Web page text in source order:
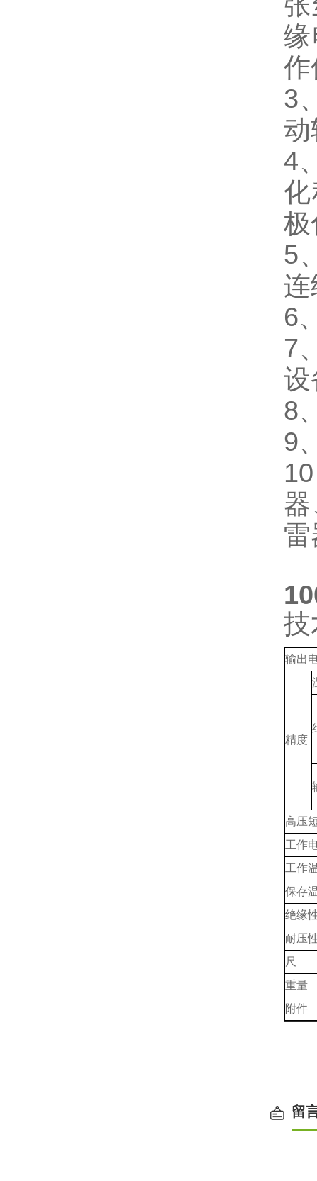
作
3
动
4
极
5
6
7
设
8
9
技
输出
精度
高压
工作
工作
保存
绝缘
耐压
尺
重量
附件
留